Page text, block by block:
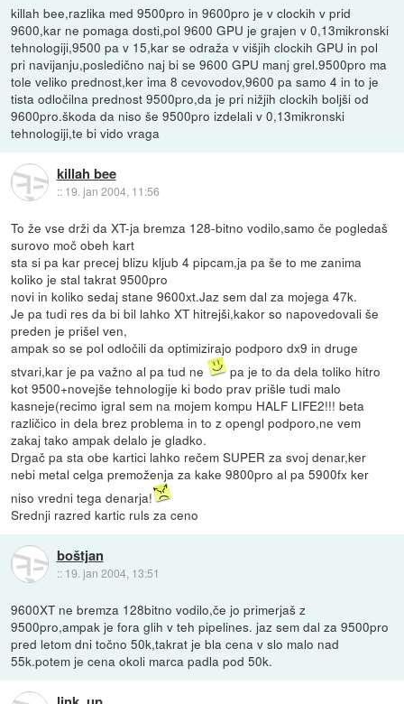
killah bee,razlika med 9500pro in 9600pro je v clockih v prid
9600,kar ne pomaga dosti,pol 9600 GPU je grajen v 0,13mikronski
tehnologiji,9500 pa v 15,kar se odraža v višjih clockih GPU in pol
pri navijanju,posledično naj bi se 9600 GPU manj grel.9500pro ma
tole veliko prednost,ker ima 8 cevovodov,9600 pa samo 4 in to je
tista odločilna prednost 9500pro,da je pri nižjih clockih boljši od
9600pro.škoda da niso še 9500pro izdelali v 0,13mikronski
tehnologiji,te bi vido vraga
killah bee
:: 19. jan 2004, 11:56
To že vse drži da XT-ja bremza 128-bitno vodilo,samo če pogledaš
surovo moč obeh kart
sta si pa kar precej blizu kljub 4 pipcam,ja pa še to me zanima
koliko je stal takrat 9500pro
novi in koliko sedaj stane 9600xt.Jaz sem dal za mojega 47k.
Je pa tudi res da bi bil lahko XT hitrejši,kakor so napovedovali še
preden je prišel ven,
ampak so se pol odločili da optimizirajo podporo dx9 in druge
stvari,kar je pa važno al pa tud ne
pa je to da dela toliko hitro
kot 9500+novejše tehnologije ki bodo prav prišle tudi malo
kasneje(recimo igral sem na mojem kompu HALF LIFE2!!! beta
različico in dela brez problema in to z opengl podporo,ne vem
zakaj tako ampak delalo je gladko.
Drgač pa sta obe kartici lahko rečem SUPER za svoj denar,ker
nebi metal celga premoženja za kake 9800pro al pa 5900fx ker
niso vredni tega denarja!
Srednji razred kartic ruls za ceno
boštjan
:: 19. jan 2004, 13:51
9600XT ne bremza 128bitno vodilo,če jo primerjaš z
9500pro,ampak je fora glih v teh pipelines. jaz sem dal za 9500pro
pred letom dni točno 50k,takrat je bla cena v slo malo nad
55k.potem je cena okoli marca padla pod 50k.